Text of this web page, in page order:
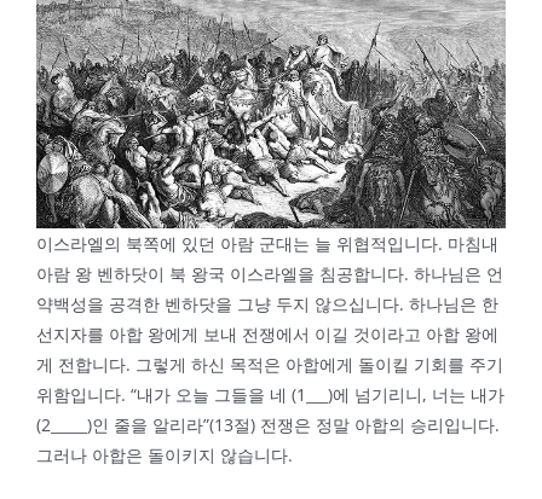
이스라엘의 북쪽에 있던 아람 군대는 늘 위협적입니다. 마침내
아람 왕 벤하닷이 북 왕국 이스라엘을 침공합니다. 하나님은 언
약백성을 공격한 벤하닷을 그냥 두지 않으십니다. 하나님은 한
선지자를 아합 왕에게 보내 전쟁에서 이길 것이라고 아합 왕에
게 전합니다. 그렇게 하신 목적은 아합에게 돌이킬 기회를 주기
위함입니다. “내가 오늘 그들을 네 (1___)에 넘기리니, 너는 내가
(2_____)인 줄을 알리라”(13절) 전쟁은 정말 아합의 승리입니다.
그러나 아합은 돌이키지 않습니다.